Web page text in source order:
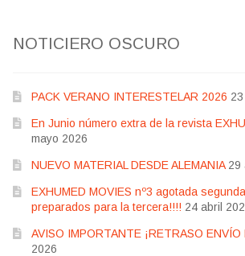
NOTICIERO OSCURO
PACK VERANO INTERESTELAR 2026
En Junio número extra de la revista
mayo 2026
NUEVO MATERIAL DESDE ALEMANIA 29
EXHUMED MOVIES nº3 agotada
preparados para la tercera!!!! 24 abril
AVISO IMPORTANTE ¡RETRASO ENVÍO
2026